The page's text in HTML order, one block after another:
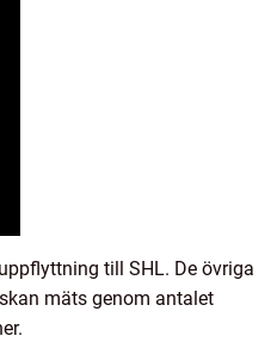
till SHL. De övriga
mäts genom antalet